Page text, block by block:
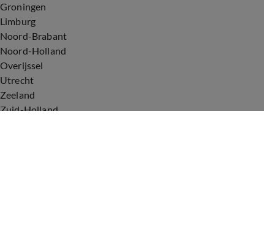
Groningen
Limburg
Noord-Brabant
Noord-Holland
Overijssel
Utrecht
Zeeland
Zuid-Holland